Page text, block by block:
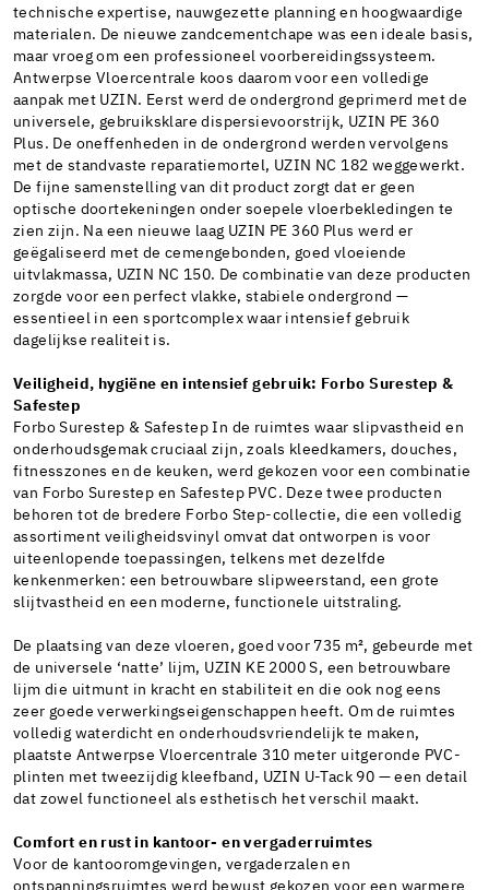
technische expertise, nauwgezette planning en hoogwaardige
materialen. De nieuwe zandcementchape was een ideale basis,
maar vroeg om een professioneel voorbereidingssysteem.
Antwerpse Vloercentrale koos daarom voor een volledige
aanpak met UZIN. Eerst werd de ondergrond geprimerd met de
universele, gebruiksklare dispersievoorstrijk, UZIN PE 360
Plus. De oneffenheden in de ondergrond werden vervolgens
met de standvaste reparatiemortel, UZIN NC 182 weggewerkt.
De fijne samenstelling van dit product zorgt dat er geen
optische doortekeningen onder soepele vloerbekledingen te
zien zijn. Na een nieuwe laag UZIN PE 360 Plus werd er
geëgaliseerd met de cemengebonden, goed vloeiende
uitvlakmassa, UZIN NC 150. De combinatie van deze producten
zorgde voor een perfect vlakke, stabiele ondergrond —
essentieel in een sportcomplex waar intensief gebruik
dagelijkse realiteit is.
Veiligheid, hygiëne en intensief gebruik: Forbo Surestep &
Safestep
Forbo Surestep & Safestep In de ruimtes waar slipvastheid en
onderhoudsgemak cruciaal zijn, zoals kleedkamers, douches,
fitnesszones en de keuken, werd gekozen voor een combinatie
van Forbo Surestep en Safestep PVC. Deze twee producten
behoren tot de bredere Forbo Step-collectie, die een volledig
assortiment veiligheidsvinyl omvat dat ontworpen is voor
uiteenlopende toepassingen, telkens met dezelfde
kenkenmerken: een betrouwbare slipweerstand, een grote
slijtvastheid en een moderne, functionele uitstraling.
De plaatsing van deze vloeren, goed voor 735 m², gebeurde met
de universele ‘natte’ lijm, UZIN KE 2000 S, een betrouwbare
lijm die uitmunt in kracht en stabiliteit en die ook nog eens
zeer goede verwerkingseigenschappen heeft. Om de ruimtes
volledig waterdicht en onderhoudsvriendelijk te maken,
plaatste Antwerpse Vloercentrale 310 meter uitgeronde PVC-
plinten met tweezijdig kleefband, UZIN U-Tack 90 — een detail
dat zowel functioneel als esthetisch het verschil maakt.
Comfort en rust in kantoor- en vergaderruimtes
Voor de kantooromgevingen, vergaderzalen en
ontspanningsruimtes werd bewust gekozen voor een warmere